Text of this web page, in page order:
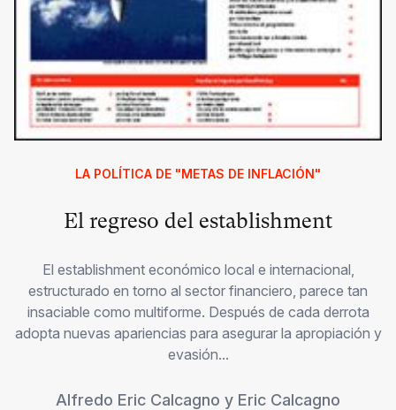
LA POLÍTICA DE "METAS DE INFLACIÓN"
El regreso del establishment
El establishment económico local e internacional,
estructurado en torno al sector financiero, parece tan
insaciable como multiforme. Después de cada derrota
adopta nuevas apariencias para asegurar la apropiación y
evasión...
Alfredo Eric Calcagno y Eric Calcagno